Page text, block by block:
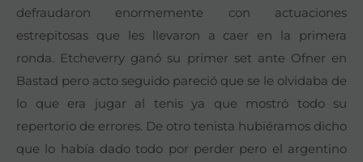
defraudaron enormemente con actuaciones
estrepitosas que les llevaron a caer en la primera
ronda. Etcheverry ganó su primer set ante Ofner en
Bastad pero acto seguido pareció que se le olvidaba de
lo que era jugar al tenis ya que mostró todo su
repertorio de errores. De otro tenista hubiéramos dicho
que lo había dado todo por perder pero el argentino